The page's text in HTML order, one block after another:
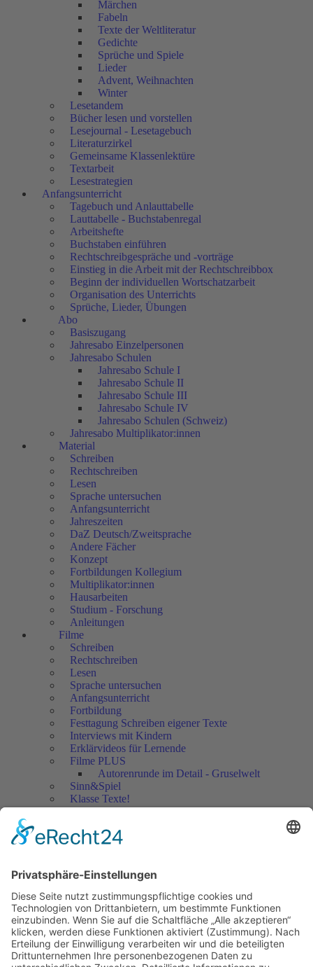
Märchen
Fabeln
Texte der Weltliteratur
Gedichte
Sprüche und Spiele
Lieder
Advent, Weihnachten
Winter
Lesetandem
Bücher lesen und vorstellen
Lesejournal - Lesetagebuch
Literaturzirkel
Gemeinsame Klassenlektüre
Textarbeit
Lesestrategien
Anfangsunterricht
Tagebuch und Anlauttabelle
Lauttabelle - Buchstabenregal
Arbeitshefte
Buchstaben einführen
Rechtschreibgespräche und -vorträge
Einstieg in die Arbeit mit der Rechtschreibbox
Beginn der individuellen Wortschatzarbeit
Organisation des Unterrichts
Sprüche, Lieder, Übungen
Abo
Basiszugang
Jahresabo Einzelpersonen
Jahresabo Schulen
Jahresabo Schule I
Jahresabo Schule II
Jahresabo Schule III
Jahresabo Schule IV
Jahresabo Schulen (Schweiz)
Jahresabo Multiplikator:innen
Material
Schreiben
Rechtschreiben
Lesen
Sprache untersuchen
Anfangsunterricht
Jahreszeiten
DaZ Deutsch/Zweitsprache
Andere Fächer
Konzept
Fortbildungen Kollegium
Multiplikator:innen
Hausarbeiten
Studium - Forschung
Anleitungen
Filme
Schreiben
Rechtschreiben
Lesen
Sprache untersuchen
Anfangsunterricht
Fortbildung
Festtagung Schreiben eigener Texte
Interviews mit Kindern
Erklärvideos für Lernende
Filme PLUS
Autorenrunde im Detail - Gruselwelt
Sinn&Spiel
Klasse Texte!
Filmausschnitte Grundschule
Jedes Kind wertschätzen!
Artikel
Artikel 2018
Artikel 2017
Artikel 2016
Artikel 2015
Artikel 2014
Artikel 2013